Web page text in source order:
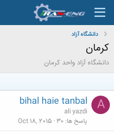
دانشگاه آزاد
كرمان
دانشگاه آزاد واحد كرمان
A
bihal haie tanbal
ali yazdi
پاسخ ها 30
Oct 18, 2015